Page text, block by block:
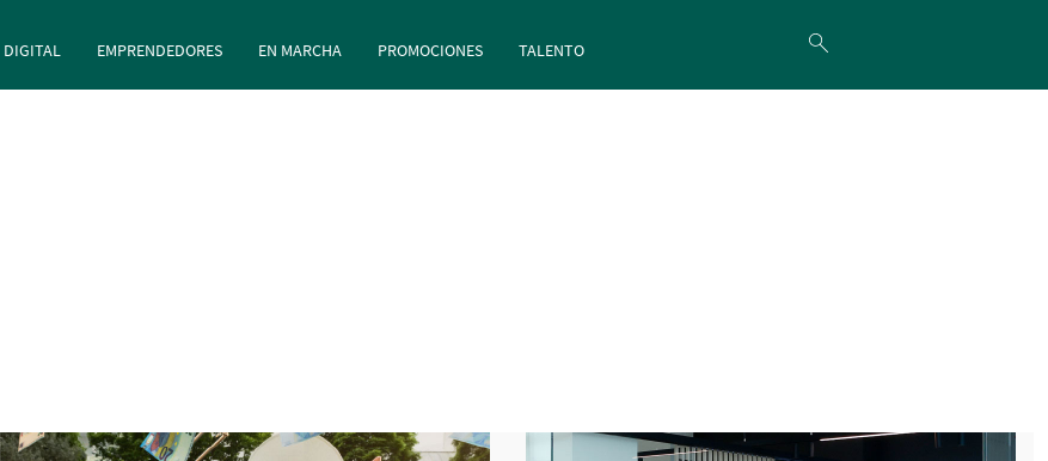
DIGITAL EMPRENDEDORES EN MARCHA PROMOCIONES TALENTO